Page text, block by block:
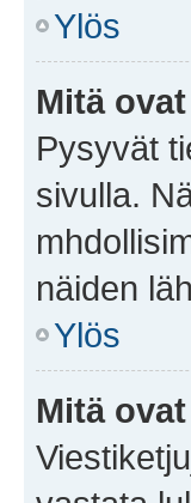
Ylös
Mitä
Pysyvät
sivulla.
näiden
Ylös
Mitä